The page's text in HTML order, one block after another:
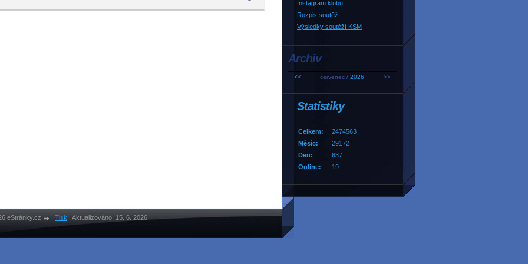
Instagram klubu
Rozpis soutěží
Výsledky soutěží KSM
Archiv
<< červenec / 2026 >>
Statistiky
Online: 19
Celkem:
2474563
Měsíc:
29172
Den:
637
eStránky.cz Tisk Aktualizováno: 15. 6. 2026